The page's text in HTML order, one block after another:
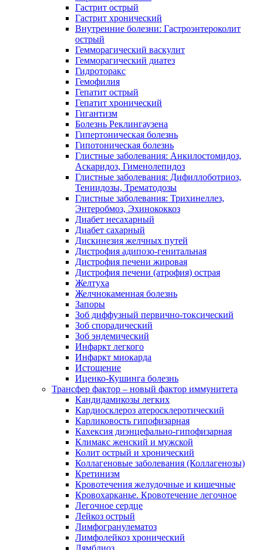
Гастрит острый
Гастрит хронический
Внутренние болезни: Гастроэнтероколит
острый
Гемморагический васкулит
Гемморагический диатез
Гидроторакс
Гемофилия
Гепатит острый
Гепатит хронический
Гигантизм
Болезнь Реклингаузена
Гипертоническая болезнь
Гипотоническая болезнь
Глистные заболевания: Анкилостомидоз,
Аскаридоз, Гименолепидоз
Глистные заболевания: Дифиллоботриоз,
Тениидозы, Трематодозы
Глистные заболевания: Трихинеллез,
Энтеробмоз, Эхинококкоз
Диабет несахарный
Диабет сахарный
Дискинезия желчных путей
Дистрофия адипозо-генитальная
Дистрофия печени жировая
Дистрофия печени (атрофия) острая
Желтуха
Желчнокаменная болезнь
Запоры
Зоб диффузный первично-токсический
Зоб спорадический
Зоб эндемический
Инфаркт легкого
Инфаркт миокарда
Истощение
Иценко-Кушинга болезнь
Трансфер фактор – новый фактор иммунитета
Кандидамикозы легких
Кардиосклероз атеросклеротический
Карликовость гипофизарная
Кахексия диэнцефально-гипофизарная
Климакс женский и мужской
Колит острый и хронический
Коллагеновые заболевания (Коллагенозы)
Кретинизм
Кровотечения желудочные и кишечные
Кровохарканье. Кровотечение легочное
Легочное сердце
Лейкоз острый
Лимфогранулематоз
Лимфолейкоз хронический
Лямблиоз